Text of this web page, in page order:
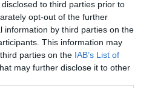
to third parties prior to
opt-out of the further
information by third parties on the
This information may
parties on the IAB’s List of
may further disclose it to other